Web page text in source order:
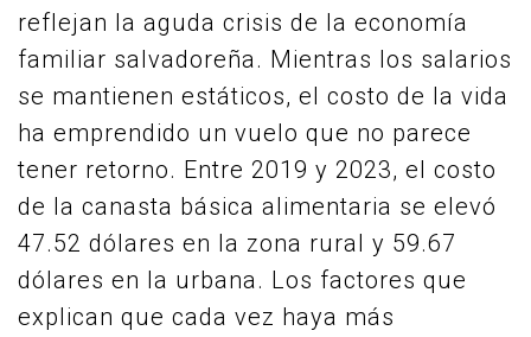
reflejan la aguda crisis de la economía
familiar salvadoreña. Mientras los salarios
se mantienen estáticos, el costo de la vida
ha emprendido un vuelo que no parece
tener retorno. Entre 2019 y 2023, el costo
de la canasta básica alimentaria se elevó
47.52 dólares en la zona rural y 59.67
dólares en la urbana. Los factores que
explican que cada vez haya más